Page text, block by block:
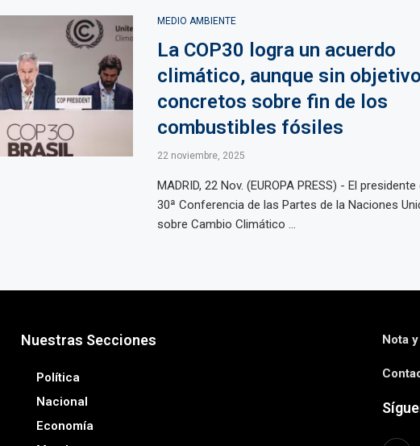
MEDIO AMBIENTE
La COP30 logra un acuerdo
climático, aunque sin
concretos sobre fin de los
combustibles fósiles
22 noviembre, 2025
MADRID, 22 Nov. (EUROPA PRESS) - El presidente
30ª Conferencia de las Partes de la Naciones
sobre Cambio Climático ...
Nuestras Secciones
Política
Nacional
Economía
Nota